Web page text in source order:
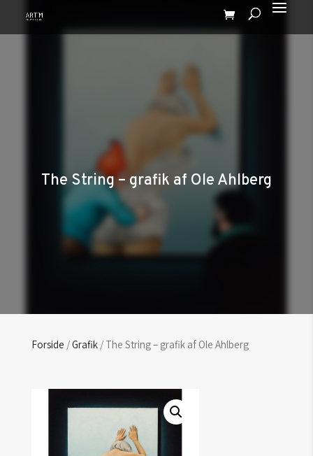
The String – grafik af Ole Ahlberg
Forside /Grafik/ The String – grafik af Ole Ahlberg